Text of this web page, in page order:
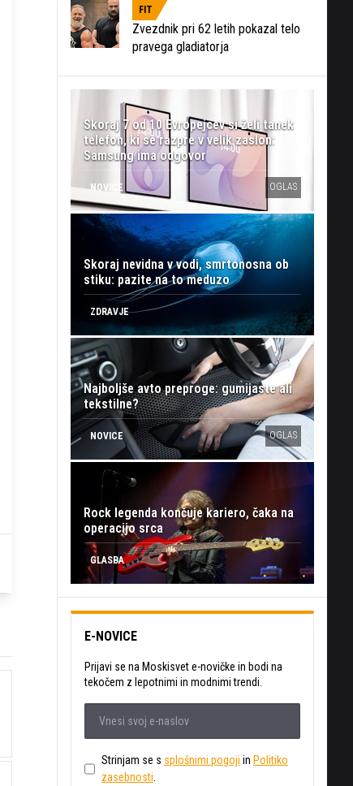
FIT
Zvezdnik pri 62 letih pokazal telo
pravega gladiatorja
Skoraj 7 od 10 Evropejcev si želi tanek
telefon, ki se razpre v velik zaslon:
Samsung ima odgovor
NOVICE OGLAS
Skoraj nevidna v vodi, smrtonosna ob
stiku: pazite na to meduzo
ZDRAVJE
Najboljše avto preproge: gumijaste ali
tekstilne?
NOVICE OGLAS
Rock legenda končuje kariero, čaka na
operacijo srca
GLASBA
E-NOVICE
Prijavi se na Moskisvet e-novičke in bodi na
tekočem z lepotnimi in modnimi trendi.
Strinjam se s splošnimi pogoji in Politiko
zasebnosti